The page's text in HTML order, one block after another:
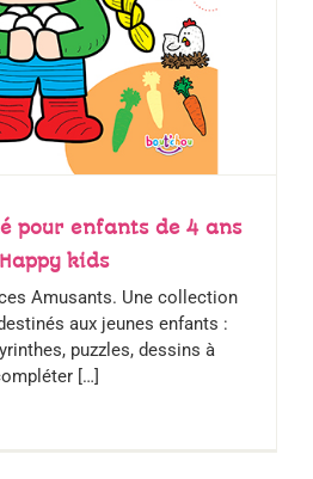
pour enfants de 4 ans
kids
Amusants. Une collection
aux jeunes enfants :
puzzles, dessins à
[…]